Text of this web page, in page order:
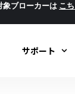
象ブローカーは こ
サポート